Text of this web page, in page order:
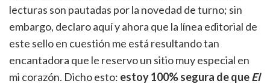
lecturas son pautadas por la novedad de turno; sin
embargo, declaro aquí y ahora que la línea editorial de
este sello en cuestión me está resultando tan
encantadora que le reservo un sitio muy especial en
mi corazón. Dicho esto: estoy 100% segura de queEl